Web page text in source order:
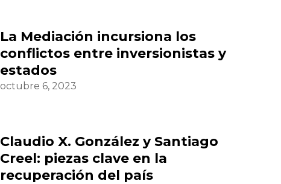
La Mediación incursiona los
conflictos entre inversionistas y
estados
octubre 6, 2023
Claudio X. González y Santiago
Creel: piezas clave en la
recuperación del país